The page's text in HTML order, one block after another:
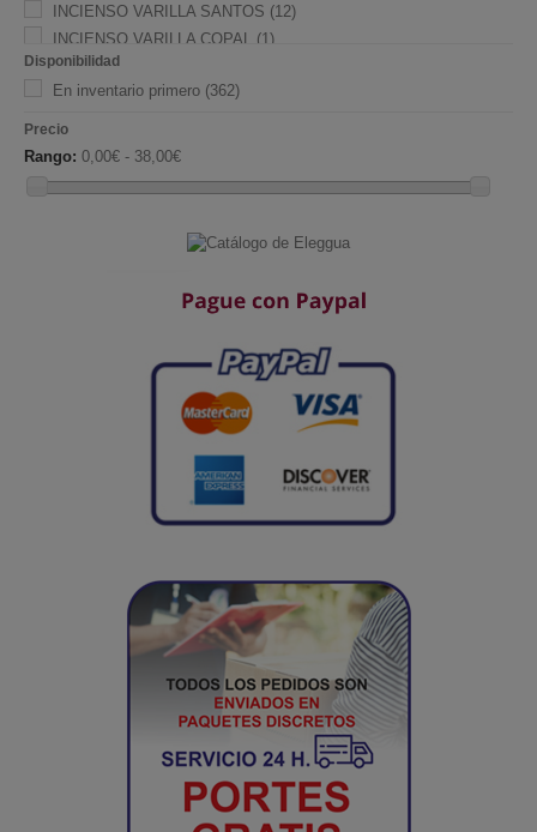
INCIENSO VARILLA SANTOS (12)
INCIENSO VARILLA COPAL
(1)
INCIENSO RESINA
INCIENSO SAGRADA MADRE
INCIENSO CONO INDIA
INCIENSO VARILLA MINERALES
Disponibilidad
En inventario primero (362)
Precio
Rango: 0,00€ - 38,00€